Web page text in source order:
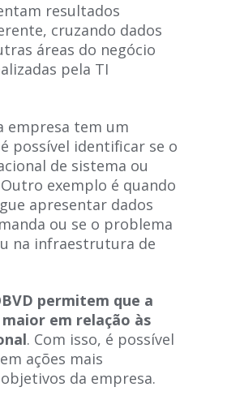
resultados
cruzando dados
áreas do negócio
pela TI
empresa tem um
possível identificar se o
de sistema ou
exemplo é quando
apresentar dados
ou se o problema
na infraestrutura de
permitem que a
em relação às
. Com isso, é possível
ações mais
da empresa.